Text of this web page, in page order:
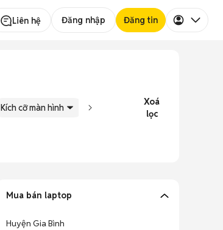
Liên hệ Đăng nhập Đăng tin
Kích cỡ màn hình Tình trạng Đăng bởi
Xoá
lọc
Mua bán laptop
Huyện Gia Bình